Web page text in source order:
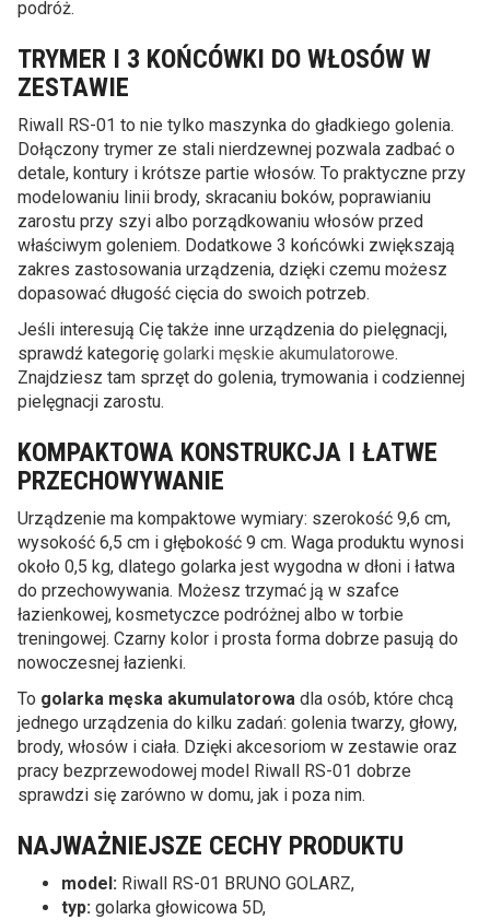
podróż.
TRYMER I 3 KOŃCÓWKI DO WŁOSÓW W
ZESTAWIE
Riwall RS-01 to nie tylko maszynka do gładkiego golenia.
Dołączony trymer ze stali nierdzewnej pozwala zadbać o
detale, kontury i krótsze partie włosów. To praktyczne przy
modelowaniu linii brody, skracaniu boków, poprawianiu
zarostu przy szyi albo porządkowaniu włosów przed
właściwym goleniem. Dodatkowe 3 końcówki zwiększają
zakres zastosowania urządzenia, dzięki czemu możesz
dopasować długość cięcia do swoich potrzeb.
Jeśli interesują Cię także inne urządzenia do pielęgnacji,
sprawdź kategorię golarki męskie akumulatorowe.
Znajdziesz tam sprzęt do golenia, trymowania i codziennej
pielęgnacji zarostu.
KOMPAKTOWA KONSTRUKCJA I ŁATWE
PRZECHOWYWANIE
Urządzenie ma kompaktowe wymiary: szerokość 9,6 cm,
wysokość 6,5 cm i głębokość 9 cm. Waga produktu wynosi
około 0,5 kg, dlatego golarka jest wygodna w dłoni i łatwa
do przechowywania. Możesz trzymać ją w szafce
łazienkowej, kosmetyczce podróżnej albo w torbie
treningowej. Czarny kolor i prosta forma dobrze pasują do
nowoczesnej łazienki.
To golarka męska akumulatorowa dla osób, które chcą
jednego urządzenia do kilku zadań: golenia twarzy, głowy,
brody, włosów i ciała. Dzięki akcesoriom w zestawie oraz
pracy bezprzewodowej model Riwall RS-01 dobrze
sprawdzi się zarówno w domu, jak i poza nim.
NAJWAŻNIEJSZE CECHY PRODUKTU
model: Riwall RS-01 BRUNO GOLARZ,
typ: golarka głowicowa 5D,